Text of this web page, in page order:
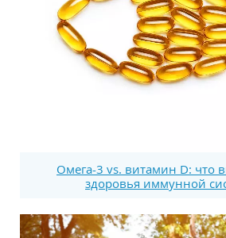
Омега-3 vs. витамин D: что
здоровья иммунной